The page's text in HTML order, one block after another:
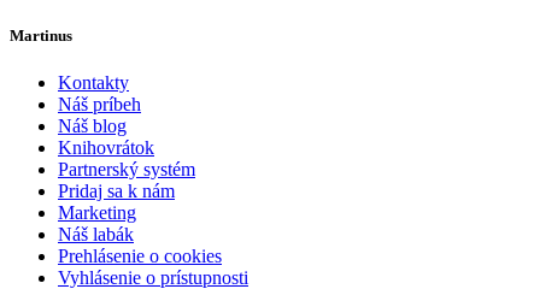
Martinus
Kontakty
Náš príbeh
Náš blog
Knihovrátok
Partnerský systém
Pridaj sa k nám
Marketing
Náš labák
Prehlásenie o cookies
Vyhlásenie o prístupnosti